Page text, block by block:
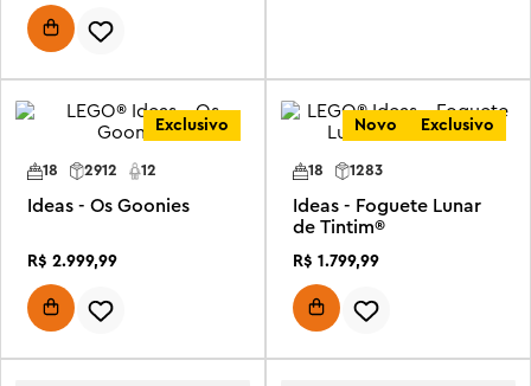
Exclusivo
18 12
2912
Ideas - Os Goonies
R$ 2.999,99
Novo Exclusivo
18 1283
Ideas - Foguete Lunar
de Tintim®
R$ 1 .799,99